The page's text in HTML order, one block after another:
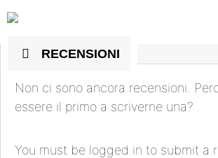
RECENSIONI
Non ci sono ancora recensioni.
essere il primo a scriverne una?
You must be logged in to submit a